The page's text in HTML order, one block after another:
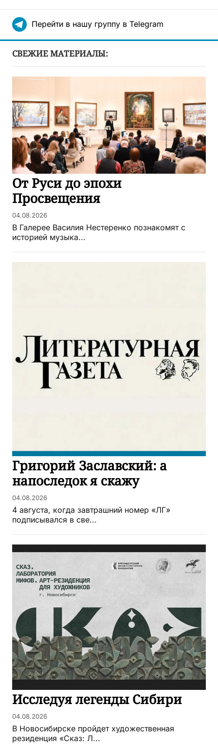
Перейти в нашу группу в Telegram
СВЕЖИЕ МАТЕРИАЛЫ:
От Руси до эпохи
Просвещения
04.08.2026
В Галерее Василия Нестеренко познакомят с
историей музыка...
Григорий Заславский: а
напоследок я скажу
04.08.2026
4 августа, когда завтрашний номер «ЛГ»
подписывался в све...
Исследуя легенды Сибири
04.08.2026
В Новосибирске пройдет художественная
резиденция «Сказ: Л...